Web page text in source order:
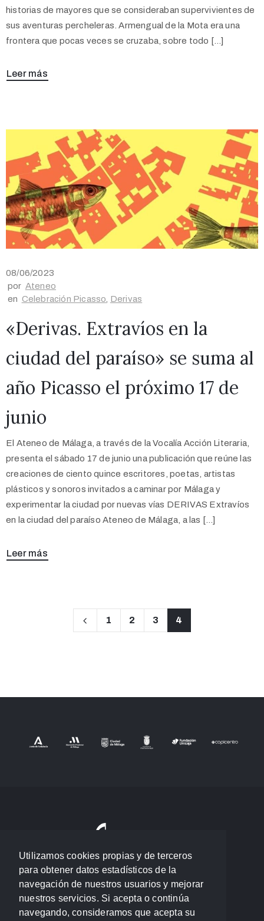
Utilizamos cookies propias y de terceros
para obtener datos estadísticos de la
navegación de nuestros usuarios y mejorar
nuestros servicios. Si acepta o continúa
navegando, consideramos que acepta su
historias de mayores que se consideraban supervivientes de
sus aventuras percheleras. Armengual de la Mota era una
frontera que pocas veces se cruzaba, sobre todo […]
Leer más
08/06/2023
por Ateneo
en Celebración Picasso Derivas
«Derivas. Extravíos en la
ciudad del paraíso» se suma al
año Picasso el próximo 17 de
junio
El Ateneo de Málaga, a través de la Vocalía Acción Literaria,
presenta el sábado 17 de junio una publicación que reúne las
creaciones de ciento quince escritores, poetas, artistas
plásticos y sonoros invitados a caminar por Málaga y
experimentar la ciudad por nuevas vías DERIVAS Extravíos
en la ciudad del paraíso Ateneo de Málaga, a las […]
Leer más
1 2 3 4